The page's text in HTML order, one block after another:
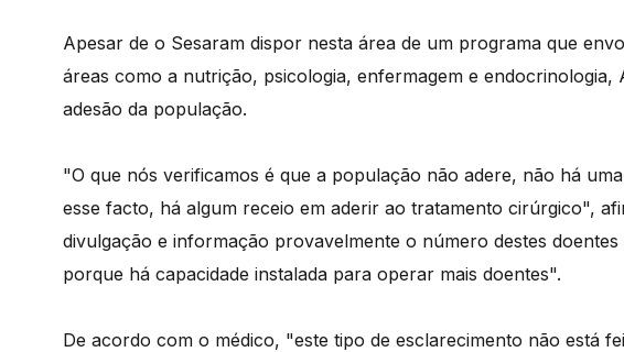
Apesar de o Sesaram dispor nesta área de um programa que
áreas como a nutrição, psicologia, enfermagem e endocrinologia,
adesão da população.
"O que nós verificamos é que a população não adere, não há
esse facto, há algum receio em aderir ao tratamento cirúrgico",
divulgação e informação provavelmente o número destes
porque há capacidade instalada para operar mais doentes".
De acordo com o médico, "este tipo de esclarecimento não está